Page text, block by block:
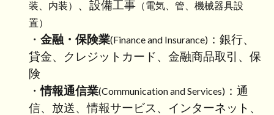
1.11
入国審
査
2
さ
ご
装、内装） 、設備工事 （電気、管、機械器具設
置）
・金融・保険業(Finance and Insurance) ：銀行、
貸金、クレジットカード、金融商品取引、保
険
・情報通信業(Communication and Services) ：通
信、放送、情報サービス、インターネット、